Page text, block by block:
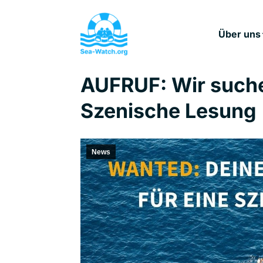
Über uns
AUFRUF: Wir
Szenische Lesung
News